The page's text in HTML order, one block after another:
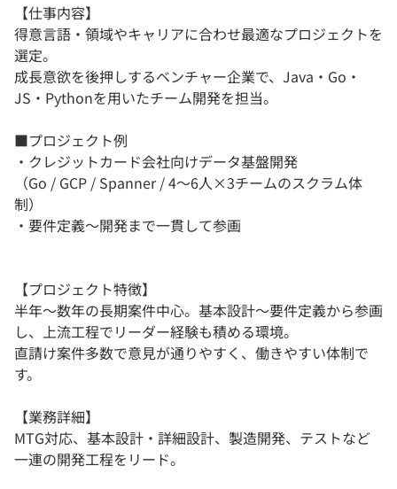
【仕事内容】
得意言語・領域やキャリアに合わせ最適なプロジェクトを
選定。
成長意欲を後押しするベンチャー企業で、Java・Go・
JS・Pythonを用いたチーム開発を担当。
■プロジェクト例
・クレジットカード会社向けデータ基盤開発
（Go / GCP / Spanner / 4～6人×3チームのスクラム体
制）
・要件定義〜開発まで一貫して参画
【プロジェクト特徴】
半年〜数年の長期案件中心。基本設計〜要件定義から参画
し、上流工程でリーダー経験も積める環境。
直請け案件多数で意見が通りやすく、働きやすい体制で
す。
【業務詳細】
MTG対応、基本設計・詳細設計、製造開発、テストなど
一連の開発工程をリード。